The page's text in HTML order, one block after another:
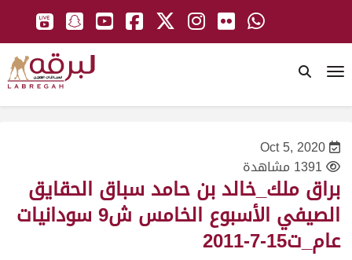
Oct 5, 2020
1391 مشاهدة
براق ملك_خالد بن حامد سباق الحقايق
الصيفي الأسبوع الخامس ش9 سودانيات
عام_ت15-7-2011